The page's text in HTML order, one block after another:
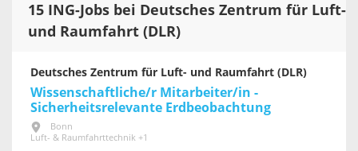
15 ING-Jobs bei Deutsches Zentrum für Luft-
und Raumfahrt (DLR)
Deutsches Zentrum für Luft- und Raumfahrt (DLR)
Wissenschaftliche/r Mitarbeiter/in -
Sicherheitsrelevante Erdbeobachtung
Bonn
Luft- & Raumfahrttechnik +1